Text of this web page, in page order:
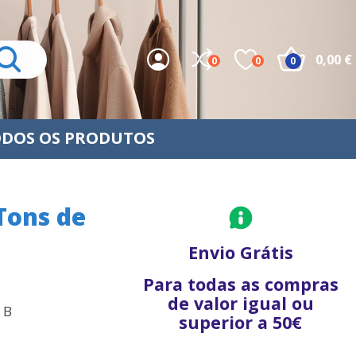
0 0 0,00 €
0
OS PRODUTOS
de
Envio Grátis
Para todas as compras
de valor igual ou
superior a 50€